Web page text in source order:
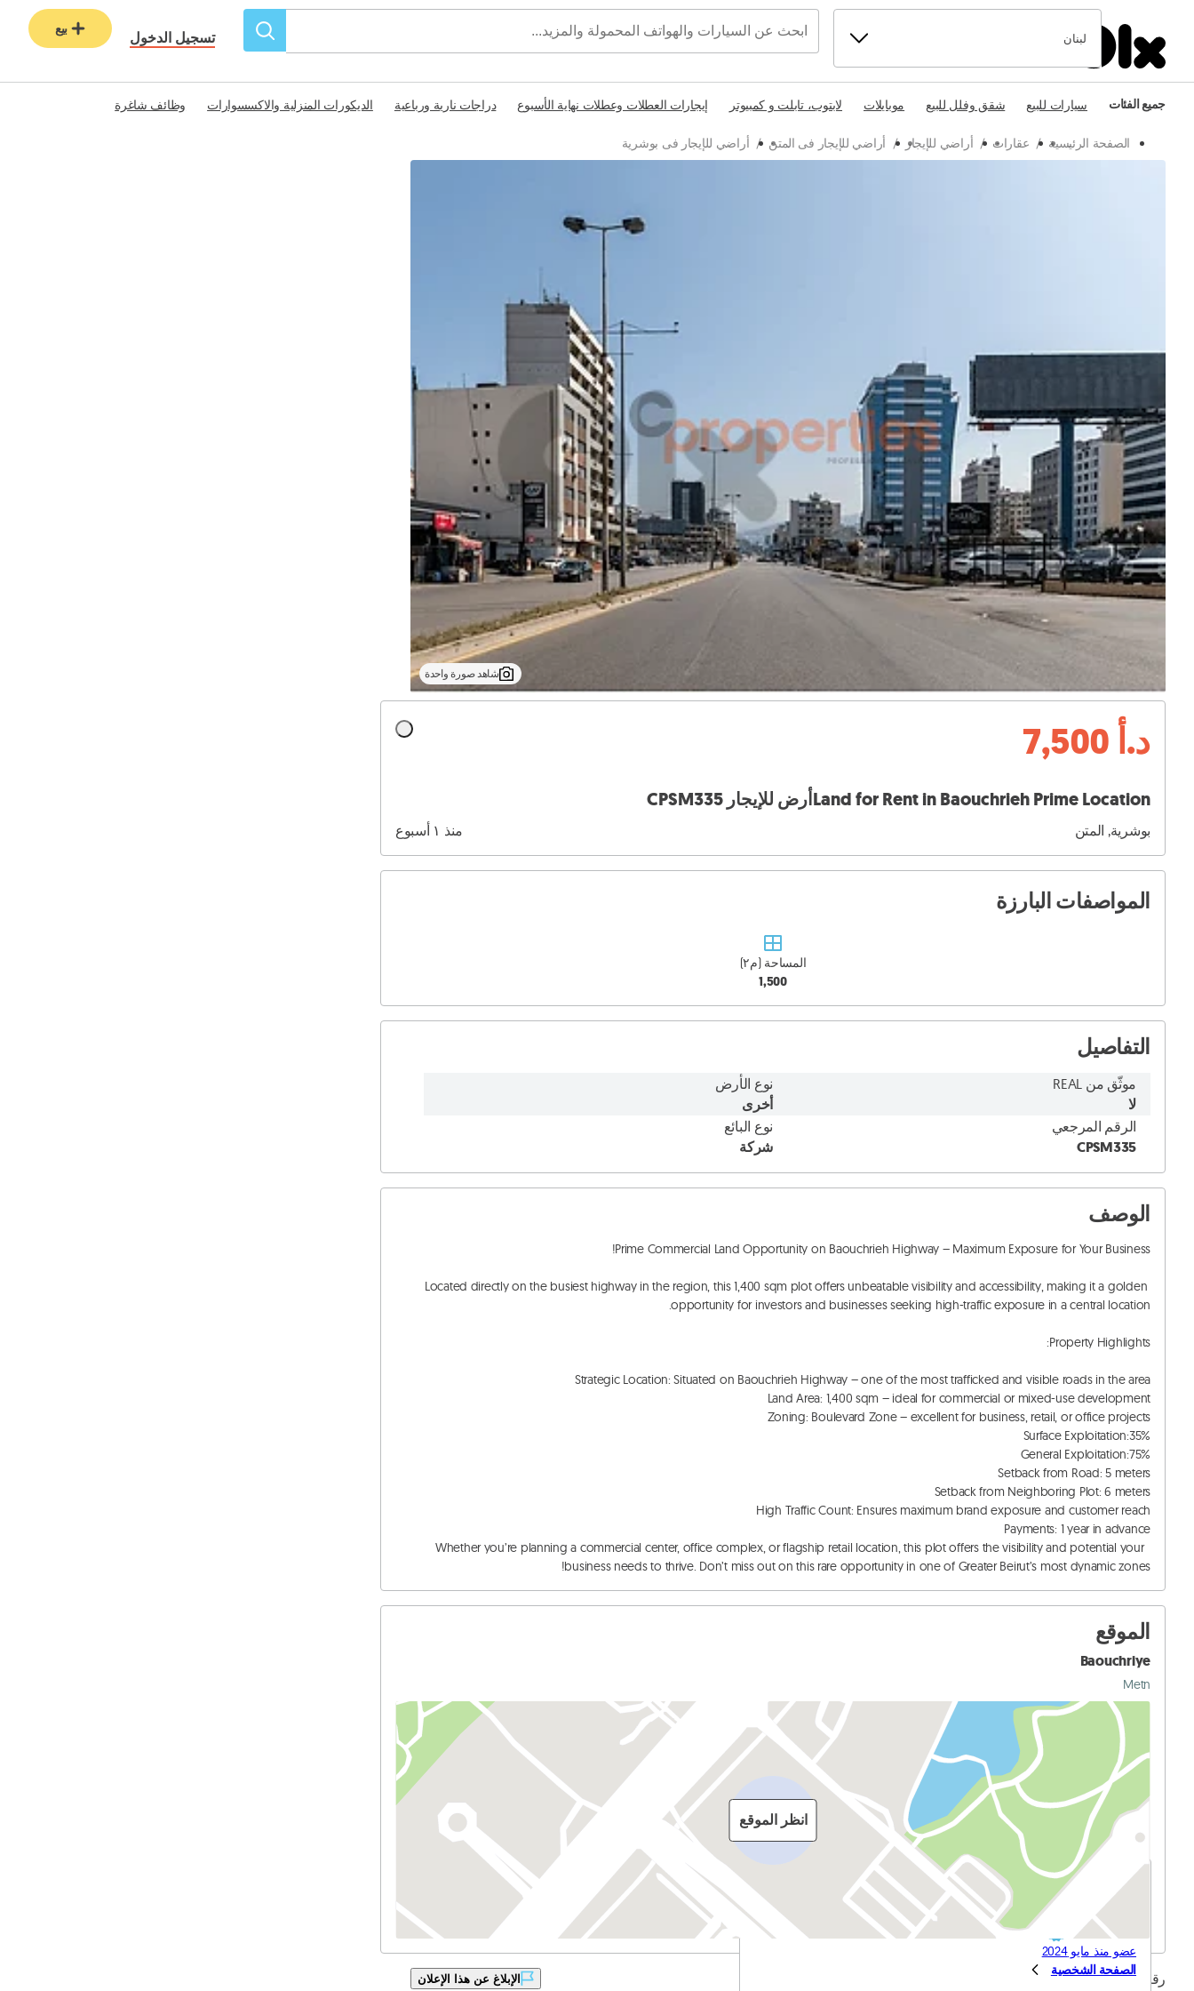
لبنان تسجيل الدخول
بيع
جميع الفئات سيارات للبيع شقق وفلل للبيع موبايلات لابتوب، تابلت و كمبيوتر إيجارات العطلات وعطلات نهاية الأسبوع دراجات نارية ورباعية الديكورات المنزلية والاكسسوارات وظائف شاغرة
الصفحة الرئيسية / عقارات / أراضي للإيجار / أراضي للإيجار فى المتن / أراضي للإيجار فى بوشرية
شاهد صورة واحدة
د.أ 7,500
Land for Rent in Baouchrieh Prime Locationأرض للإيجار CPSM335
بوشرية, المتن منذ ١ أسبوع
المواصفات البارزة
المساحة (م٢)
1,500
التفاصيل
موثّق من REAL
لا
نوع الأرض
أخرى
الرقم المرجعي
CPSM335
نوع البائع
شركة
الوصف
Located directly on the busiest highway in the region, this 1,400 sqm plot offers unbeatable visibility and accessibility, making it a golden
Property Highlights:
Setback from Road: 5 meters
Whether you’re planning a commercial center, office complex, or flagship retail location, this plot offers the visibility and potential your
business needs to thrive. Don’t miss out on this rare opportunity in one of Greater Beirut’s most dynamic zones!
الموقع
Baouchriye
Metn
انظر الموقع
رقم الإعلان 116442919 الإبلاغ عن هذا الإعلان
مدرجة من قبل وكالة
C-Properties
عضو منذ مايو 2024
الصفحة الشخصية